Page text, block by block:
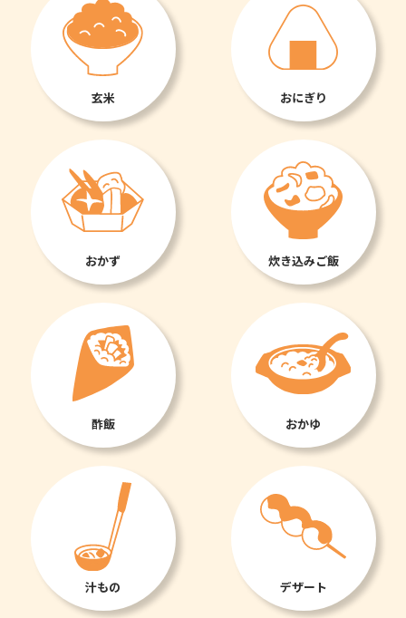
玄米 おにぎり
おかず 炊き込みご飯
酢飯 おかゆ
汁もの デザート